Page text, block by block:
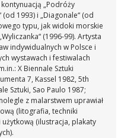
„Podróży
1993) i „Diagonale“ (od
typu, jak widoki morskie
(1996-99). Artysta
indywidualnych w Polsce i
wystawach i festiwalach
X Biennale Sztuki
7, Kassel 1982, 5th
Sztuki, Sao Paulo 1987;
z malarstwem uprawiał
(litografia, techniki
(ilustracja, plakaty